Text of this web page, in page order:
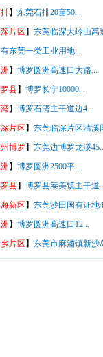
】 东莞石排20亩50...
片区 】 东莞临深大岭山高
有东莞一类工业用地...
】 博罗圆洲高速口大路...
县】 博罗长宁10000...
】 博罗石湾主干道边4...
片区 】 东莞临深片区清溪
博罗 】 东莞边博罗龙溪
】 博罗圆洲2500平...
县】 博罗县泰美镇主干道
新区 】 东莞沙田国有证地
】 博罗圆洲高速口12...
片区 】 东莞市麻涌镇新沙